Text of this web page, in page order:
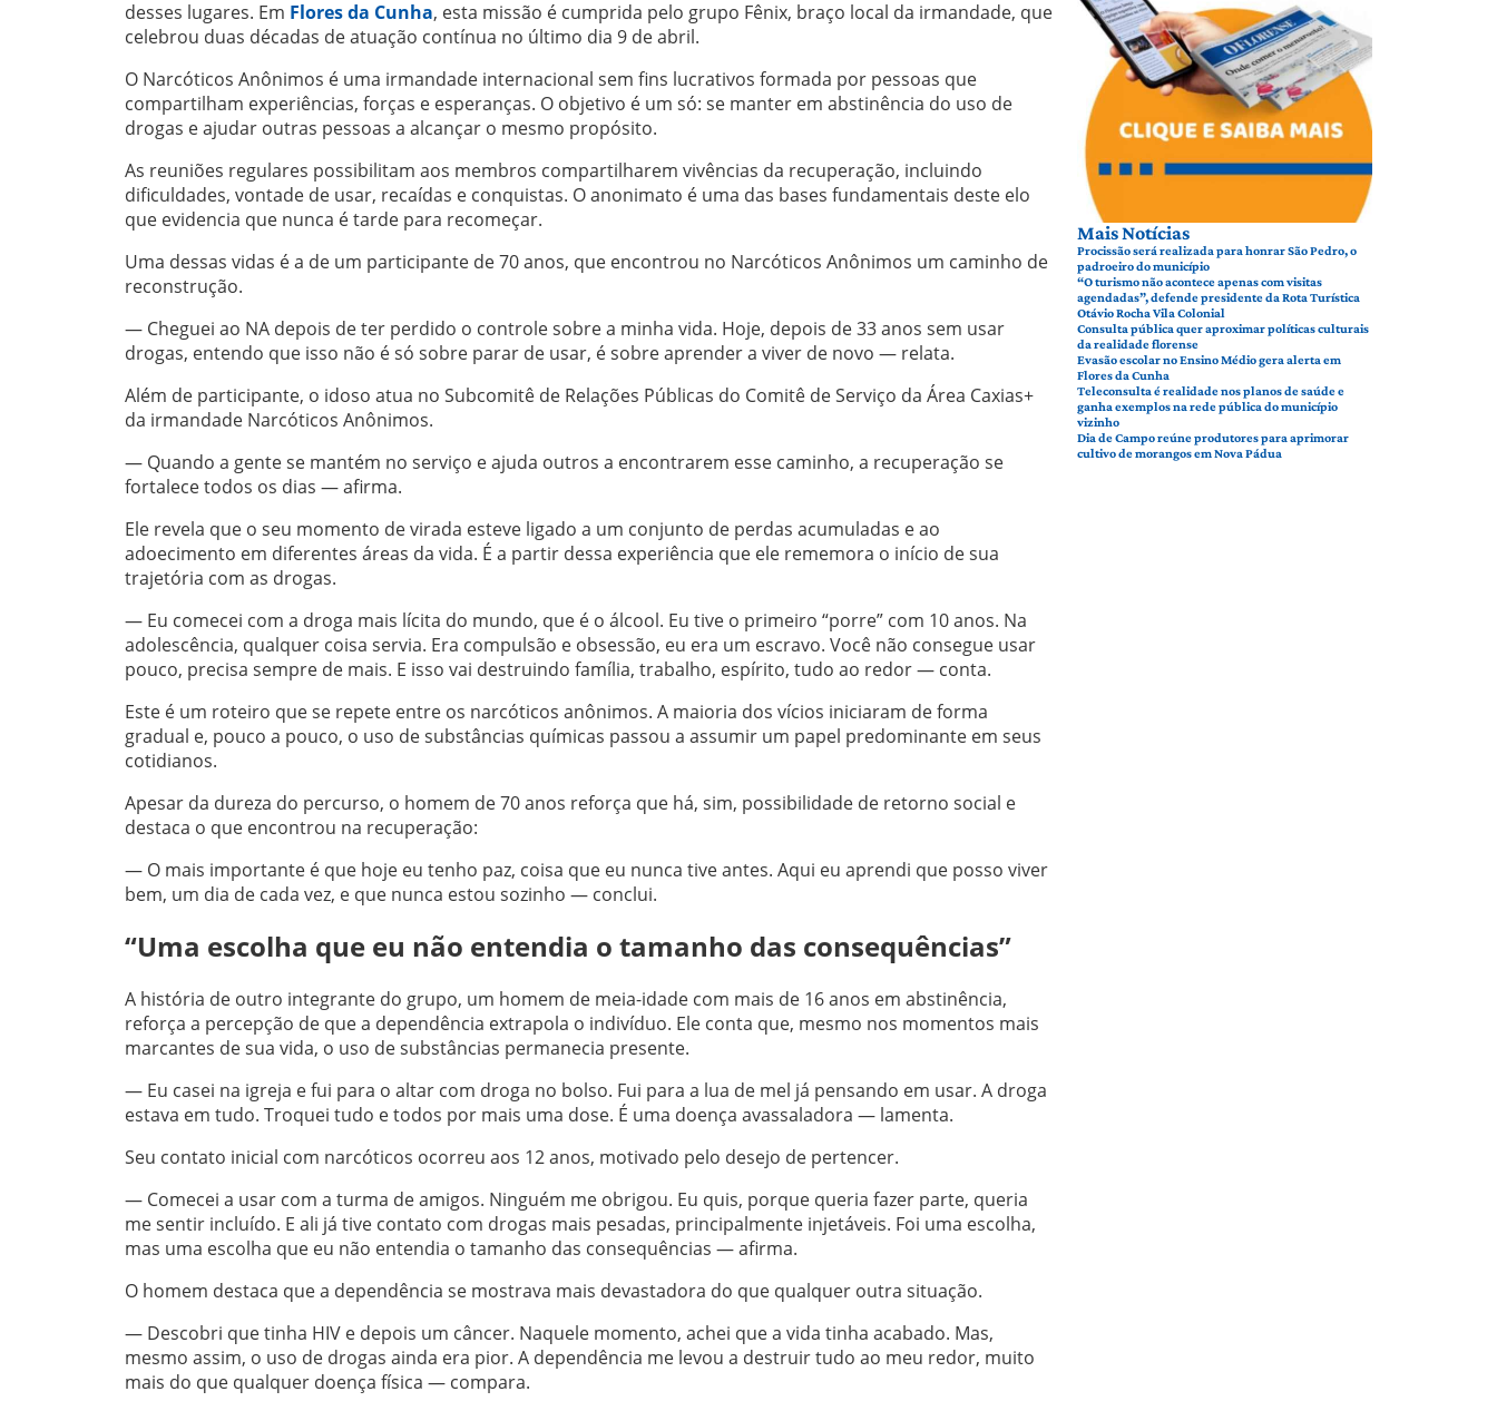
desses lugares. Em Flores da Cunha, esta missão é cumprida pelo grupo Fênix, braço local da irmandade, que
celebrou duas décadas de atuação contínua no último dia 9 de abril.
O Narcóticos Anônimos é uma irmandade internacional sem fins lucrativos formada por pessoas que
compartilham experiências, forças e esperanças. O objetivo é um só: se manter em abstinência do uso de
drogas e ajudar outras pessoas a alcançar o mesmo propósito.
As reuniões regulares possibilitam aos membros compartilharem vivências da recuperação, incluindo
dificuldades, vontade de usar, recaídas e conquistas. O anonimato é uma das bases fundamentais deste elo
que evidencia que nunca é tarde para recomeçar.
Uma dessas vidas é a de um participante de 70 anos, que encontrou no Narcóticos Anônimos um caminho de
reconstrução.
— Cheguei ao NA depois de ter perdido o controle sobre a minha vida. Hoje, depois de 33 anos sem usar
drogas, entendo que isso não é só sobre parar de usar, é sobre aprender a viver de novo — relata.
Além de participante, o idoso atua no Subcomitê de Relações Públicas do Comitê de Serviço da Área Caxias+
da irmandade Narcóticos Anônimos.
— Quando a gente se mantém no serviço e ajuda outros a encontrarem esse caminho, a recuperação se
fortalece todos os dias — afirma.
Ele revela que o seu momento de virada esteve ligado a um conjunto de perdas acumuladas e ao
adoecimento em diferentes áreas da vida. É a partir dessa experiência que ele rememora o início de sua
trajetória com as drogas.
— Eu comecei com a droga mais lícita do mundo, que é o álcool. Eu tive o primeiro “porre” com 10 anos. Na
adolescência, qualquer coisa servia. Era compulsão e obsessão, eu era um escravo. Você não consegue usar
pouco, precisa sempre de mais. E isso vai destruindo família, trabalho, espírito, tudo ao redor — conta.
Este é um roteiro que se repete entre os narcóticos anônimos. A maioria dos vícios iniciaram de forma
gradual e, pouco a pouco, o uso de substâncias químicas passou a assumir um papel predominante em seus
cotidianos.
Apesar da dureza do percurso, o homem de 70 anos reforça que há, sim, possibilidade de retorno social e
destaca o que encontrou na recuperação:
— O mais importante é que hoje eu tenho paz, coisa que eu nunca tive antes. Aqui eu aprendi que posso viver
bem, um dia de cada vez, e que nunca estou sozinho — conclui.
“Uma escolha que eu não entendia o tamanho das consequências”
A história de outro integrante do grupo, um homem de meia-idade com mais de 16 anos em abstinência,
reforça a percepção de que a dependência extrapola o indivíduo. Ele conta que, mesmo nos momentos mais
marcantes de sua vida, o uso de substâncias permanecia presente.
— Eu casei na igreja e fui para o altar com droga no bolso. Fui para a lua de mel já pensando em usar. A droga
estava em tudo. Troquei tudo e todos por mais uma dose. É uma doença avassaladora — lamenta.
Seu contato inicial com narcóticos ocorreu aos 12 anos, motivado pelo desejo de pertencer.
— Comecei a usar com a turma de amigos. Ninguém me obrigou. Eu quis, porque queria fazer parte, queria
me sentir incluído. E ali já tive contato com drogas mais pesadas, principalmente injetáveis. Foi uma escolha,
mas uma escolha que eu não entendia o tamanho das consequências — afirma.
O homem destaca que a dependência se mostrava mais devastadora do que qualquer outra situação.
— Descobri que tinha HIV e depois um câncer. Naquele momento, achei que a vida tinha acabado. Mas,
mesmo assim, o uso de drogas ainda era pior. A dependência me levou a destruir tudo ao meu redor, muito
mais do que qualquer doença física — compara.
Mais Notícias
Procissão será realizada para honrar São Pedro, o
padroeiro do município
“O turismo não acontece apenas com visitas
agendadas”, defende presidente da Rota Turística
Otávio Rocha Vila Colonial
Consulta pública quer aproximar políticas culturais
da realidade florense
Evasão escolar no Ensino Médio gera alerta em
Flores da Cunha
Teleconsulta é realidade nos planos de saúde e
ganha exemplos na rede pública do município
vizinho
Dia de Campo reúne produtores para aprimorar
cultivo de morangos em Nova Pádua